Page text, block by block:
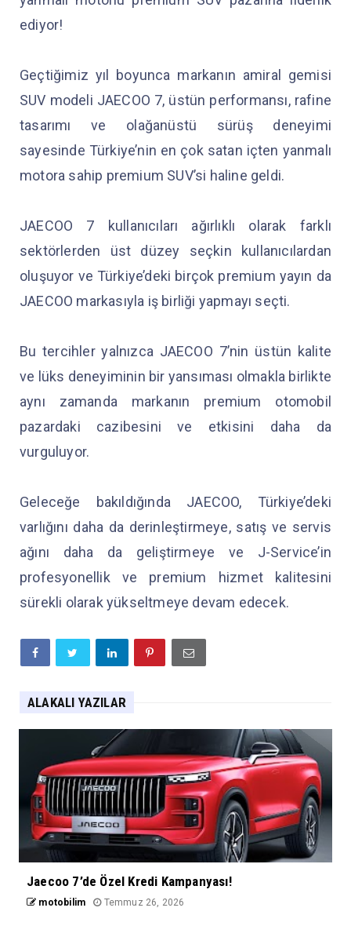
ediyor!
Geçtiğimiz yıl boyunca markanın amiral gemisi
SUV modeli JAECOO 7, üstün performansı, rafine
tasarımı ve olağanüstü sürüş deneyimi
sayesinde Türkiye’nin en çok satan içten yanmalı
motora sahip premium SUV’si haline geldi.
JAECOO 7 kullanıcıları ağırlıklı olarak farklı
sektörlerden üst düzey seçkin kullanıcılardan
oluşuyor ve Türkiye’deki birçok premium yayın da
JAECOO markasıyla iş birliği yapmayı seçti.
Bu tercihler yalnızca JAECOO 7’nin üstün kalite
ve lüks deneyiminin bir yansıması olmakla birlikte
aynı zamanda markanın premium otomobil
pazardaki cazibesini ve etkisini daha da
vurguluyor.
Geleceğe bakıldığında JAECOO, Türkiye’deki
varlığını daha da derinleştirmeye, satış ve servis
ağını daha da geliştirmeye ve J-Service’in
profesyonellik ve premium hizmet kalitesini
sürekli olarak yükseltmeye devam edecek.
ALAKALI YAZILAR
Jaecoo 7’de Özel Kredi Kampanyası!
motobilim Temmuz 26, 2026